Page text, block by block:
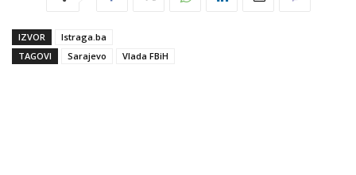
IZVOR
Istraga.ba
TAGOVI
Sarajevo Vlada FBiH